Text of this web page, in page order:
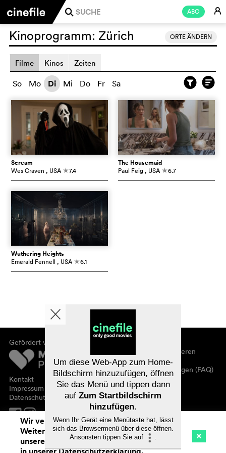
ABO E
j
Kino Streaming Watchlist (
ORTE ÄNDERN
Kinoprogramm: Zürich
Filme Kinos Zeiten
So Mo Di Mi Do Fr Sa
Scream
Wes Craven , USA c7.4
The Housemaid
Paul Feig , USA c6.7
Wuthering Heights
Emerald Fennell , USA c6.1
Gefördert von
Kontakt
Impressum
Datenschutz
Registrieren/abonnieren
Newsletter
Häufig gestellte Fragen (FAQ)
Gutscheine
Wir verwenden Cookies. Mit dem
Weitersurfen auf cinefile.ch stimmen Sie
unserer Cookie-Nutzung zu. Mehr Infos
Um diese Web-App zum Home-
Bildschirm hinzuzufügen, öffnen
Sie das Menü und tippen dann
auf Zum Startbildschirm
hinzufügen.
Wenn Ihr Gerät eine Menütaste hat, lässt
sich das Browsermenü über diese öffnen.
Ansonsten tippen Sie auf
.